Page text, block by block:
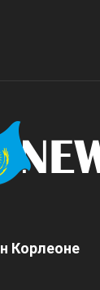
Корлеоне